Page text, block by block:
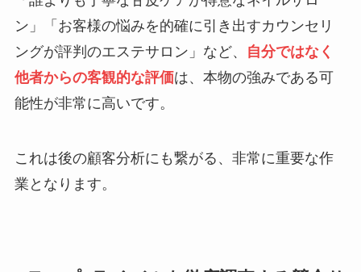
ン」「お客様の悩みを的確に引き出すカウンセリ
ングが評判のエステサロン」など、
自分ではなく
他者からの客観的な評価は、本物の強みである可
能性が非常に高いです。
これは後の顧客分析にも繋がる、非常に重要な作
業となります。